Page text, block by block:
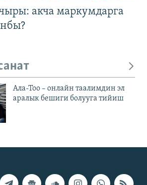
акча маркумдарга
Ала-Тоо – онлайн таалимдин эл
аралык бешиги болууга тийиш